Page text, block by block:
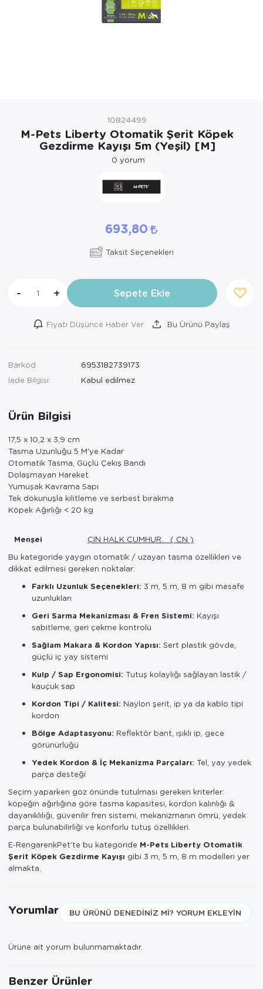
10824499
M-Pets Liberty Otomatik Şerit Köpek
Gezdirme Kayışı 5m (Yeşil) [M]
0 yorum
693,80
Taksit Seçenekleri
- + Sepete Ekle
Fiyatı Düşünce Haber Ver Bu Ürünü Paylaş
Barkod
6953182739173
İade Bilgisi:
Ürün Bilgisi
17,5 x 10,2 x 3,9 cm
Tasma Uzunluğu 5 M'ye Kadar
Otomatik Tasma, Güçlü Çekiş Bandı
Dolaşmayan Hareket
Yumuşak Kavrama Sapı
Tek dokunuşla kilitleme ve serbest bırakma
Köpek Ağırlığı < 20 kg
Menşei
ÇİN HALK CUMHUR. ( CN )
Bu kategoride yaygın otomatik / uzayan tasma özellikleri ve
dikkat edilmesi gereken noktalar:
Farklı Uzunluk Seçenekleri: 3 m, 5 m, 8 m gibi mesafe
uzunlukları
Geri Sarma Mekanizması & Fren Sistemi: Kayışı
sabitleme, geri çekme kontrolü
Sağlam Makara & Kordon Yapısı: Sert plastik gövde,
güçlü iç yay sistemi
Kulp / Sap Ergonomisi: Tutuş kolaylığı sağlayan lastik /
kauçuk sap
Kordon Tipi / Kalitesi: Naylon şerit, ip ya da kablo tipi
kordon
Bölge Adaptasyonu: Reflektör bant, ışıklı ip, gece
görünürlüğü
Yedek Kordon & İç Mekanizma Parçaları: Tel, yay yedek
parça desteği
Seçim yaparken göz önünde tutulması gereken kriterler:
köpeğin ağırlığına göre tasma kapasitesi, kordon kalınlığı &
dayanıklılığı, güvenilir fren sistemi, mekanizmanın ömrü, yedek
parça bulunabilirliği ve konforlu tutuş özellikleri.
E-RengarenkPet’te bu kategoride M-Pets Liberty Otomatik
Şerit Köpek Gezdirme Kayışı gibi 3 m, 5 m, 8 m modelleri yer
almakta.
Yorumlar BU ÜRÜNÜ DENEDINIZ MI? YORUM EKLEYIN
Ürüne ait yorum bulunmamaktadır.
Benzer Ürünler